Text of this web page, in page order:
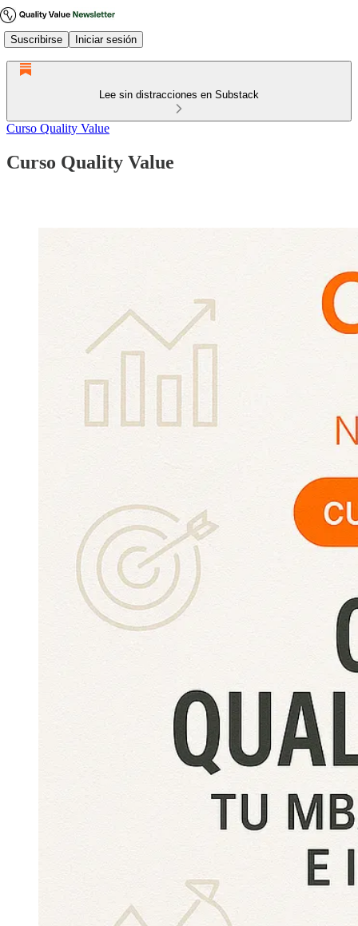
Suscribirse Iniciar sesión
Lee sin distracciones en Substack
Curso Quality Value
Curso Quality Value